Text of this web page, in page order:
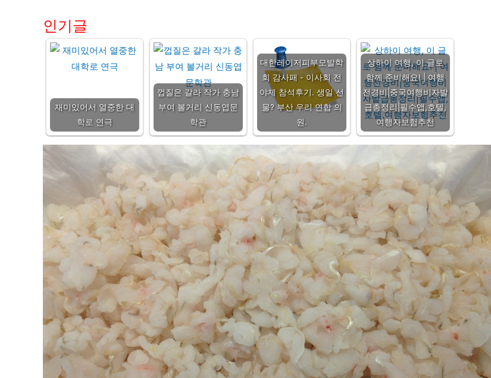
인기글
재미있어서 열중한 대
학로 연극
껍질은 갈라 작가 충남
부여 볼거리 신동엽문
학관
대한레이저피부모발학
회 감사패 - 이사회 전
야제 참석후기. 생일 선
물? 부산 우리 연합 의
원.
상하이 여행, 이 글로
함께 준비해요! | 여행
전경비|중국여행비자발
급총정리|필수앱,호텔,
여행자보험추천